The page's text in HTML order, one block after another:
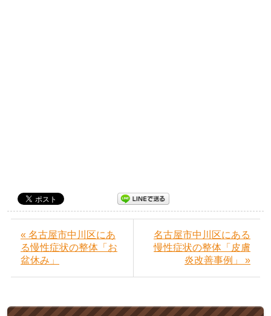
« 名古屋市中川区にあ
る慢性症状の整体「お
盆休み」
名古屋市中川区にある
慢性症状の整体「皮膚
炎改善事例」 »